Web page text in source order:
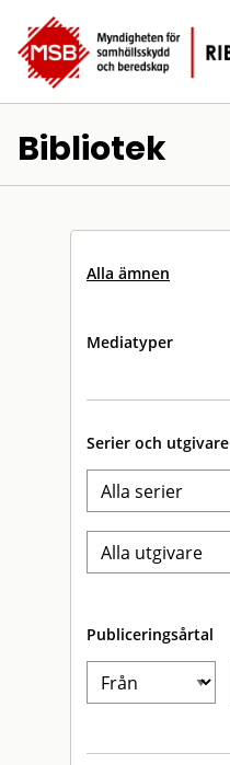
Bibliotek
Alla ämnen
Mediatyper
Serier och utgivare
Publiceringsårtal